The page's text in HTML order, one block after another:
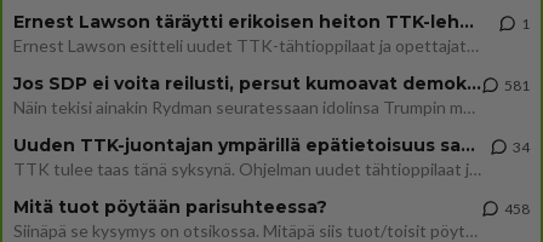
Ernest Lawson täräytti erikoisen heiton TTK-lehdistötilaisuudessa: " Onko tässä tarkoituksena...?"
Ernest Lawson esitteli uudet TTK-tähtioppilaat ja opettajat torstaina 6.8. lehdistölle. Tulevalla kaudella on yksi hausk
1
Jos SDP ei voita reilusti, persut kumoavat demokratian Suomesta
Näin tekisi ainakin Rydman seuratessaan idolinsa Trumpin mallia https://www.is.fi/politiikka/art-2000012187244.html
581
Uuden TTK-juontajan ympärillä epätietoisuus sakenee - Nyt MTV hämmentää soppaa
TTK tulee taas tänä syksynä. Ohjelman uudet tähtioppilaat julkistetaan torstaina 6. elokuuta klo 14 alkavassa lehdistö
34
Mitä tuot pöytään parisuhteessa?
Siinäpä se kysymys on otsikossa. Mitäpä siis tuot/toisit pöytään parisuhteessa? Oletko mies vai nainen? Koetko sen mitä
458